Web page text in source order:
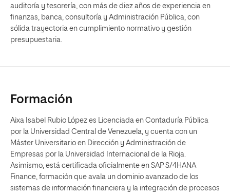
auditoría y tesorería, con más de diez años de experiencia en
finanzas, banca, consultoría y Administración Pública, con
sólida trayectoria en cumplimiento normativo y gestión
presupuestaria.
Formación
Aixa Isabel Rubio López es Licenciada en Contaduría Pública
por la Universidad Central de Venezuela, y cuenta con un
Máster Universitario en Dirección y Administración de
Empresas por la Universidad Internacional de la Rioja.
Asimismo, está certificada oficialmente en SAP S/4HANA
Finance, formación que avala un dominio avanzado de los
sistemas de información financiera y la integración de procesos